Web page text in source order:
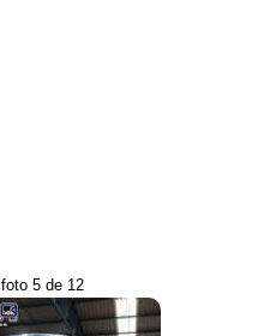
foto 5 de 12